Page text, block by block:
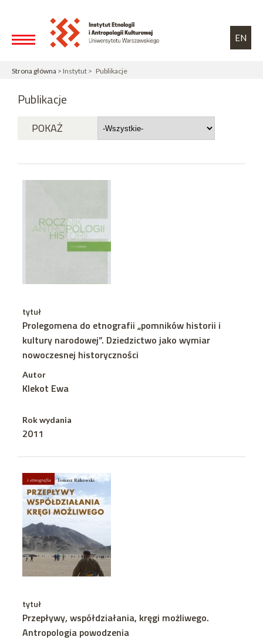
EN
Strona główna > Instytut > Publikacje
Publikacje
POKAŻ
tytuł
Prolegomena do etnografii „pomników historii i
kultury narodowej”. Dziedzictwo jako wymiar
nowoczesnej historyczności
Autor
Klekot Ewa
Rok wydania
2011
tytuł
Przepływy, współdziałania, kręgi możliwego.
Antropologia powodzenia